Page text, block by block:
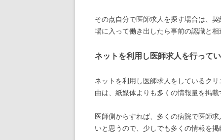
その点自分で医師求人を探す場合は、
場に入って働き出したら事前の認識と
ネットを利用し医師求人を行って
ネットを利用し医師求人をしているク
由は、紙媒体よりも多くの情報量を掲載
医師側からすれば、多くの病院で医師
いと思うので、少しでも多くの情報を